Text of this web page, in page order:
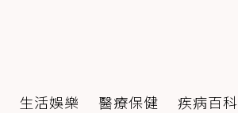
生活娛樂 醫療保健 疾病百科